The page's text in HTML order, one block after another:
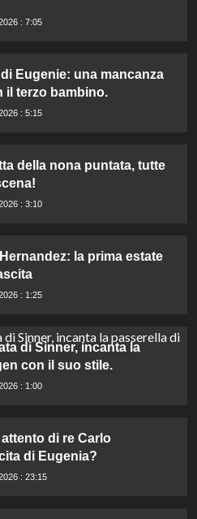
: 7:05
Eugenie: una mancanza
il terzo bambino.
: 5:15
della nona puntata, tutte
: 3:10
la prima estate
: 1:25
di Sinner, incanta la
con il suo stile.
: 1:00
di re Carlo
di Eugenia?
: 23:15